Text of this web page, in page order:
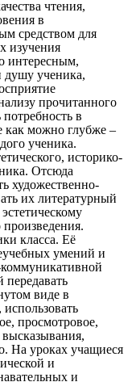
чтения,
в
средством для
изучения
интересным,
ученика,
прочитанного
в
как можно глубже –
ученика.
историко-
Отсюда
художественно-
их литературный
класса. Её
умений и
передавать
виде в
просмотровое,
На уроках учащиеся
и
и